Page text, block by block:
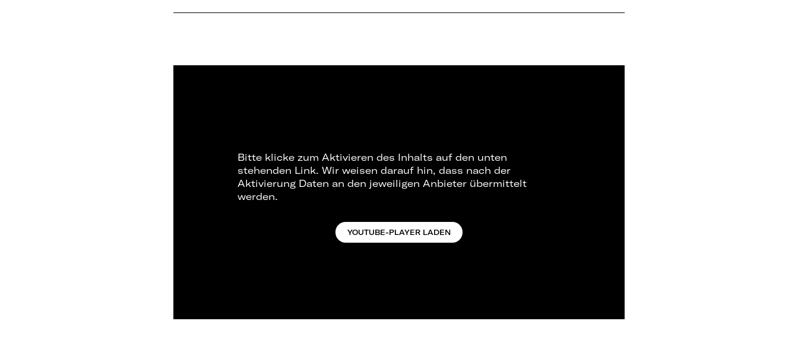
Bitte klicke zum Aktivieren des Inhalts auf den unten
stehenden Link. Wir weisen darauf hin, dass nach der
Aktivierung Daten an den jeweiligen Anbieter übermittelt
werden.
YOUTUBE-PLAYER LADEN